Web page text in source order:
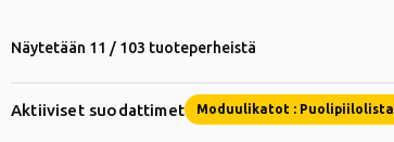
Näytetään 11 / 103 tuoteperheistä
Aktiiviset suodattimet Moduulikatot : Puolipiilolista